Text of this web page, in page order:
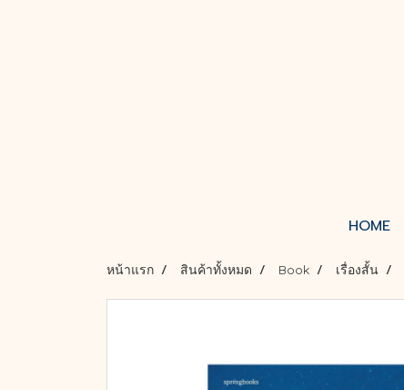
HOME
หน้าแรก สินค้าทั้งหมด Book เรื่องสั้น